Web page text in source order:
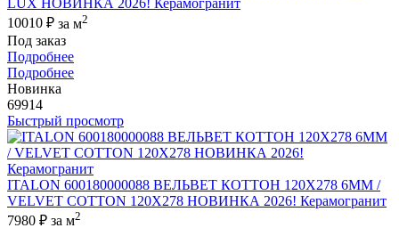
LUX НОВИНКА 2026! Керамогранит
10010 ₽ за м2
Под заказ
Подробнее
Подробнее
Новинка
69914
Быстрый просмотр
ITALON 600180000088 ВЕЛЬВЕТ КОТТОН 120X278 6ММ /
VELVET COTTON 120X278 НОВИНКА 2026! Керамогранит
7980 ₽ за м2